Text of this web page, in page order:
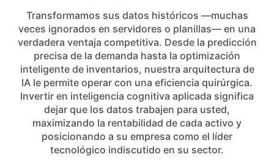
Transformamos sus datos históricos —muchas
veces ignorados en servidores o planillas— en una
verdadera ventaja competitiva. Desde la predicción
precisa de la demanda hasta la optimización
inteligente de inventarios, nuestra arquitectura de
IA le permite operar con una eficiencia quirúrgica.
Invertir en inteligencia cognitiva aplicada significa
dejar que los datos trabajen para usted,
maximizando la rentabilidad de cada activo y
posicionando a su empresa como el líder
tecnológico indiscutido en su sector.